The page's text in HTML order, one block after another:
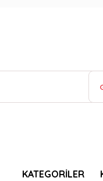
KATEGORİLER